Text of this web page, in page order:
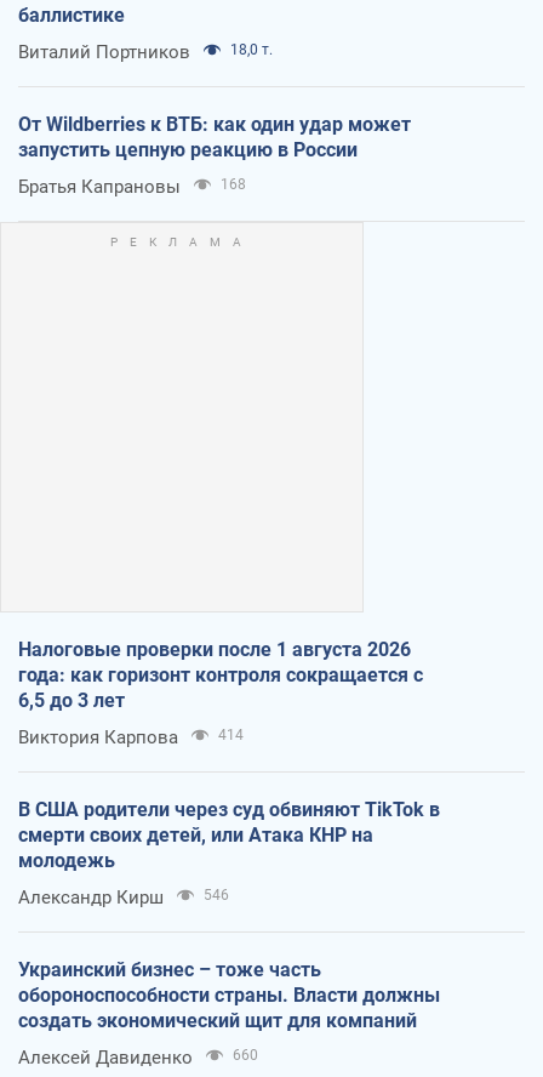
баллистике
Виталий Портников 18,0 т.
От Wildberries к ВТБ: как один удар может
запустить цепную реакцию в России
Братья Капрановы 168
Налоговые проверки после 1 августа 2026
года: как горизонт контроля сокращается с
6,5 до 3 лет
Виктория Карпова 414
В США родители через суд обвиняют TikTok в
смерти своих детей, или Атака КНР на
молодежь
Александр Кирш 546
Украинский бизнес – тоже часть
обороноспособности страны. Власти должны
создать экономический щит для компаний
Алексей Давиденко 660